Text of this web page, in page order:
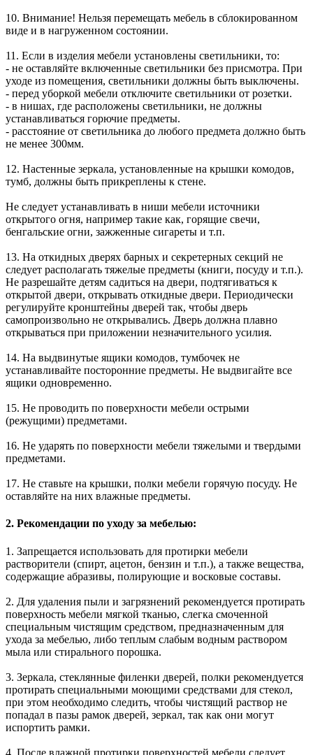
10. Внимание! Нельзя перемещать мебель в сблокированном
виде и в нагруженном состоянии.
11. Если в изделия мебели установлены светильники, то:
- не оставляйте включенные светильники без присмотра. При
уходе из помещения, светильники должны быть выключены.
- перед уборкой мебели отключите светильники от розетки.
- в нишах, где расположены светильники, не должны
устанавливаться горючие предметы.
- расстояние от светильника до любого предмета должно быть
не менее 300мм.
12. Настенные зеркала, установленные на крышки комодов,
тумб, должны быть прикреплены к стене.
Не следует устанавливать в ниши мебели источники
открытого огня, например такие как, горящие свечи,
бенгальские огни, зажженные сигареты и т.п.
13. На откидных дверях барных и секретерных секций не
следует располагать тяжелые предметы (книги, посуду и т.п.).
Не разрешайте детям садиться на двери, подтягиваться к
открытой двери, открывать откидные двери. Периодически
регулируйте кронштейны дверей так, чтобы дверь
самопроизвольно не открывались. Дверь должна плавно
открываться при приложении незначительного усилия.
14. На выдвинутые ящики комодов, тумбочек не
устанавливайте посторонние предметы. Не выдвигайте все
ящики одновременно.
15. Не проводить по поверхности мебели острыми
(режущими) предметами.
16. Не ударять по поверхности мебели тяжелыми и твердыми
предметами.
17. Не ставьте на крышки, полки мебели горячую посуду. Не
оставляйте на них влажные предметы.
2. Рекомендации по уходу за мебелью:
1. Запрещается использовать для протирки мебели
растворители (спирт, ацетон, бензин и т.п.), а также вещества,
содержащие абразивы, полирующие и восковые составы.
2. Для удаления пыли и загрязнений рекомендуется протирать
поверхность мебели мягкой тканью, слегка смоченной
специальным чистящим средством, предназначенным для
ухода за мебелью, либо теплым слабым водным раствором
мыла или стирального порошка.
3. Зеркала, стеклянные филенки дверей, полки рекомендуется
протирать специальными моющими средствами для стекол,
при этом необходимо следить, чтобы чистящий раствор не
попадал в пазы рамок дверей, зеркал, так как они могут
испортить рамки.
4. После влажной протирки поверхностей мебели следует